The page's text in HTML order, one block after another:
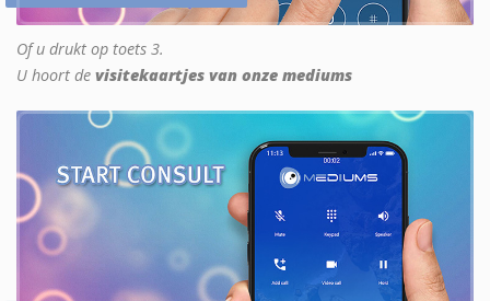
Of u drukt op toets 3.
U hoort de visitekaartjes van onze mediums